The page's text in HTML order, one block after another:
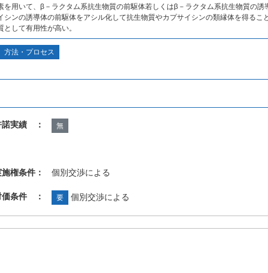
を用いて、β－ラクタム系抗生物質の前駆体若しくはβ－ラクタム系抗生物質の
シンの誘導体の前駆体をアシル化して抗生物質やカプサイシンの類縁体を得るこ
して有用性が高い。
方法・プロセス
諾実績 ： 無
権条件： 個別交渉による
価条件 ： 要 個別交渉による